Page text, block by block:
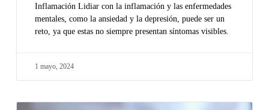
Inflamación Lidiar con la inflamación y las enfermedades
mentales, como la ansiedad y la depresión, puede ser un
reto, ya que estas no siempre presentan síntomas visibles.
1 mayo, 2024